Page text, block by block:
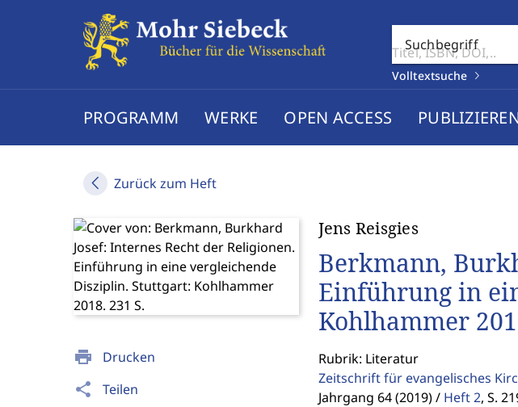
Suchbegriff
Volltextsuche
PROGRAMM WERKE OPEN ACCESS
Zurück zum Heft
print Drucken
share Teilen
Jens Reisgies
Berkmann,
Einführung in
Kohlhammer
Rubrik: Literatur
Zeitschrift für evangelisches
Jahrgang 64 (2019) / Heft 2, S.